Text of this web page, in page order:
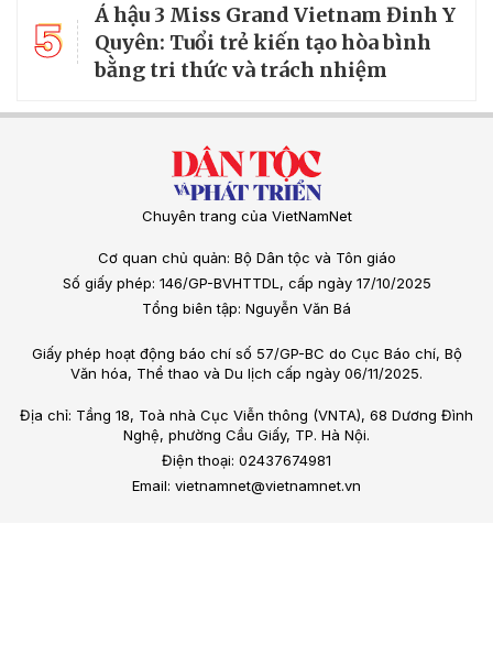
5
Á hậu 3 Miss Grand Vietnam Đinh Y
Quyên: Tuổi trẻ kiến tạo hòa bình
bằng tri thức và trách nhiệm
Chuyên trang của VietNamNet
Cơ quan chủ quản: Bộ Dân tộc và Tôn giáo
Số giấy phép: 146/GP-BVHTTDL, cấp ngày 17/10/2025
Tổng biên tập: Nguyễn Văn Bá
Giấy phép hoạt động báo chí số 57/GP-BC do Cục Báo chí, Bộ
Văn hóa, Thể thao và Du lịch cấp ngày 06/11/2025.
Địa chỉ: Tầng 18, Toà nhà Cục Viễn thông (VNTA), 68 Dương Đình
Nghệ, phường Cầu Giấy, TP. Hà Nội.
Điện thoại: 02437674981
Email: vietnamnet@vietnamnet.vn